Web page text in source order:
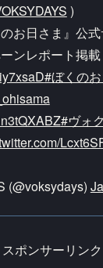
)
お日さま』公
ンレポート掲載
#ぼくの
#ヴォ
(@voksydays)
スポンサーリンク